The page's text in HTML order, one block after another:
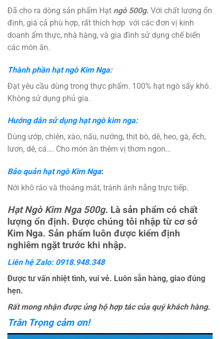
Đã cho ra dòng sản phẩm Hạt ngò 500g. Với chất lượng ổn
định, giá cả phù hợp, rất thích hợp với các đơn vị kinh
doanh ẩm thực, nhà hàng, và gia đình sử dụng chế biến
các món ăn.
Thành phần hạt ngò Kim Nga:
Đạt yêu cầu dùng trong thực phẩm. 100% hạt ngò sấy khô.
Không sử dụng phủ gia.
Hướng dẫn sử dụng hạt ngò kim nga:
Dùng ướp, chiên, xào, nấu, nướng, thịt bò, dê, heo, gà, ếch,
lươn, dê, cá…. Cho món ăn thêm vị thơm ngon…
Bảo quản hạt ngò Kim Nga:
Nới khô ráo và thoáng mát, tránh ánh nắng trực tiếp.
Hạt Ngò Kim Nga 500g. Là sản phẩm có chất
lượng ổn định. Được chúng tôi nhập từ cơ sở
Kim Nga. Sản phẩm luôn được kiểm định
nghiêm ngặt trước khi nhập.
Liên hệ Zalo: 0918.948.348
Được tư vấn nhiệt tình, vui vẻ. Luôn sẵn hàng, giao đúng
hẹn.
Rất mong nhận được ủng hộ hợp tác của quý khách hàng.
Trân Trọng cảm ơn!